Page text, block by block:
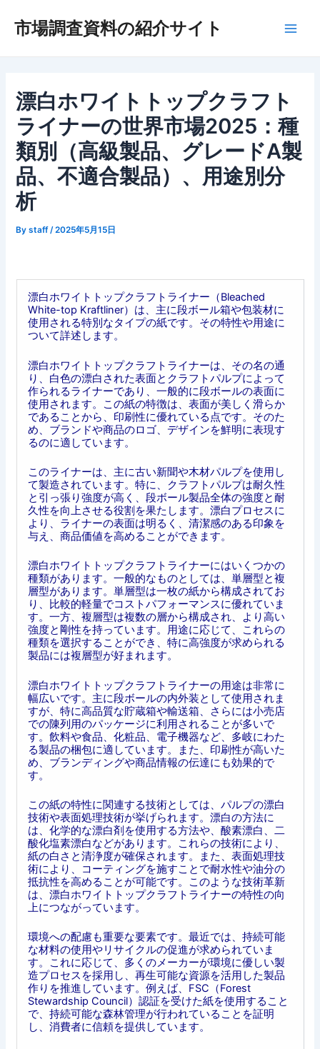
市場調査資料の紹介サイト
漂白ホワイトトップクラフト
ライナーの世界市場2025：種
類別（高級製品、グレードA製
品、不適合製品）、用途別分
析
Bystaff /2025年5月15日
漂白ホワイトトップクラフトライナー（Bleached
White-top Kraftliner）は、主に段ボール箱や包装材に
使用される特別なタイプの紙です。その特性や用途に
ついて詳述します。
漂白ホワイトトップクラフトライナーは、その名の通
り、白色の漂白された表面とクラフトパルプによって
作られるライナーであり、一般的に段ボールの表面に
使用されます。この紙の特徴は、表面が美しく滑らか
であることから、印刷性に優れている点です。そのた
め、ブランドや商品のロゴ、デザインを鮮明に表現す
るのに適しています。
このライナーは、主に古い新聞や木材パルプを使用し
て製造されています。特に、クラフトパルプは耐久性
と引っ張り強度が高く、段ボール製品全体の強度と耐
久性を向上させる役割を果たします。漂白プロセスに
より、ライナーの表面は明るく、清潔感のある印象を
与え、商品価値を高めることができます。
漂白ホワイトトップクラフトライナーにはいくつかの
種類があります。一般的なものとしては、単層型と複
層型があります。単層型は一枚の紙から構成されてお
り、比較的軽量でコストパフォーマンスに優れていま
す。一方、複層型は複数の層から構成され、より高い
強度と剛性を持っています。用途に応じて、これらの
種類を選択することができ、特に高強度が求められる
製品には複層型が好まれます。
漂白ホワイトトップクラフトライナーの用途は非常に
幅広いです。主に段ボールの内外装として使用されま
すが、特に高品質な貯蔵箱や輸送箱、さらには小売店
での陳列用のパッケージに利用されることが多いで
す。飲料や食品、化粧品、電子機器など、多岐にわた
る製品の梱包に適しています。また、印刷性が高いた
め、ブランディングや商品情報の伝達にも効果的で
す。
この紙の特性に関連する技術としては、パルプの漂白
技術や表面処理技術が挙げられます。漂白の方法に
は、化学的な漂白剤を使用する方法や、酸素漂白、二
酸化塩素漂白などがあります。これらの技術により、
紙の白さと清浄度が確保されます。また、表面処理技
術により、コーティングを施すことで耐水性や油分の
抵抗性を高めることが可能です。このような技術革新
は、漂白ホワイトトップクラフトライナーの特性の向
上につながっています。
環境への配慮も重要な要素です。最近では、持続可能
な材料の使用やリサイクルの促進が求められていま
す。これに応じて、多くのメーカーが環境に優しい製
造プロセスを採用し、再生可能な資源を活用した製品
作りを推進しています。例えば、FSC（Forest
Stewardship Council）認証を受けた紙を使用すること
で、持続可能な森林管理が行われていることを証明
し、消費者に信頼を提供しています。